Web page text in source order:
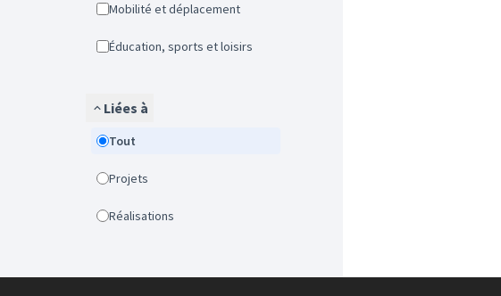
Mobilité et déplacement
Éducation, sports et loisirs
Liées à
Tout
Projets
Réalisations